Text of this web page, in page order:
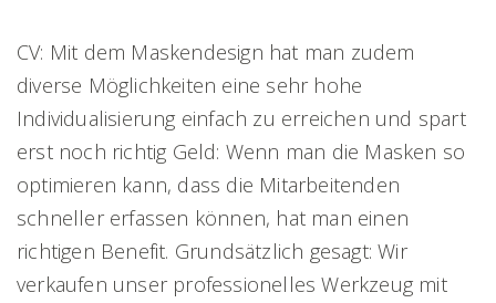
CV: Mit dem Maskendesign hat man zudem
diverse Möglichkeiten eine sehr hohe
Individualisierung einfach zu erreichen und spart
erst noch richtig Geld: Wenn man die Masken so
optimieren kann, dass die Mitarbeitenden
schneller erfassen können, hat man einen
richtigen Benefit. Grundsätzlich gesagt: Wir
verkaufen unser professionelles Werkzeug mit